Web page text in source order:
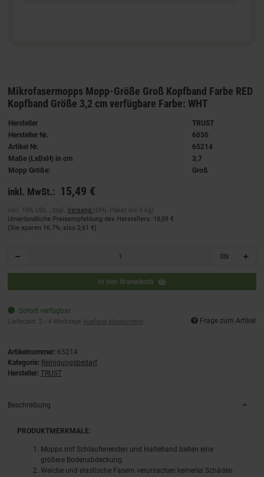
Mikrofasermopps Mopp-Größe Groß Kopfband Farbe RED
Kopfband Größe 3,2 cm verfügbare Farbe: WHT
Hersteller
TRUST
Hersteller Nr.
6036
Artikel Nr.
65214
Maße (LxBxH) in cm
3,7
Mopp Größe:
Groß
inkl. MwSt.: 15,49 €
inkl. 19% USt. , zzgl. Versand (DHL Paket bis 5 kg)
Unverbindliche Preisempfehlung des Herstellers: 18,59 €
(Sie sparen 16.7%, also 2,61 €)
Stk
In den Warenkorb
Sofort verfügbar
Lieferzeit: 2 - 4 Werktage Ausland abweichend Frage zum Artikel
Artikelnummer: 65214
Kategorie: Reinigungsbedarf
Hersteller: TRUST
Beschreibung
PRODUKTMERKMALE:
Mopps mit Schlaufenenden und Halteband bieten eine
größere Bodenabdeckung.
Weiche und elastische Fasern verursachen keinerlei Schäden